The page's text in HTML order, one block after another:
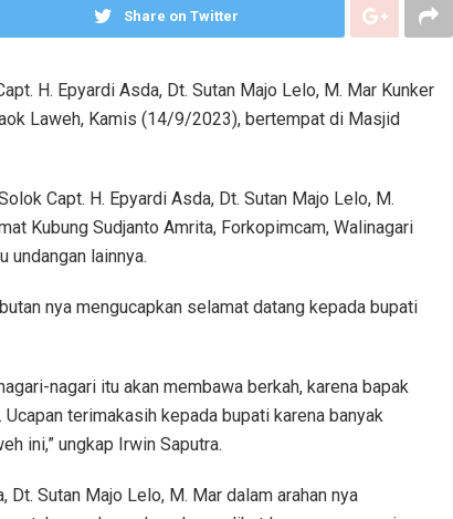
Share on Twitter
H. Epyardi Asda, Dt. Sutan Majo Lelo, M. Mar Kunker
Laweh, Kamis (14/9/2023), bertempat di Masjid
Capt. H. Epyardi Asda, Dt. Sutan Majo Lelo, M.
Kubung Sudjanto Amrita, Forkopimcam, Walinagari
undangan lainnya.
nya mengucapkan selamat datang kepada bupati
nagari itu akan membawa berkah, karena bapak
terimakasih kepada bupati karena banyak
ini,” ungkap Irwin Saputra.
Sutan Majo Lelo, M. Mar dalam arahan nya